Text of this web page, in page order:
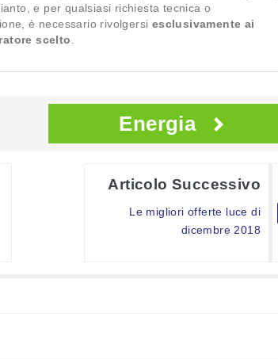
e per qualsiasi richiesta tecnica o
è necessario rivolgersi esclusivamente ai
scelto.
Energia
Articolo Successivo
Le migliori offerte luce di
dicembre 2018